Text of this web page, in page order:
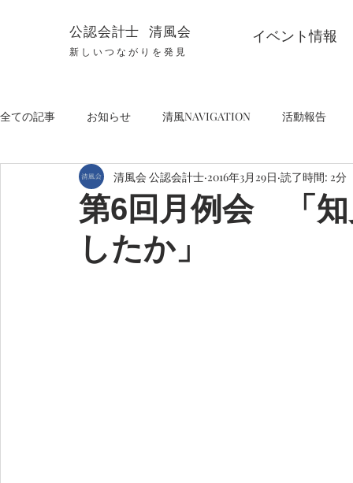
公認会計士 清風会 イベント情報
新しいつながりを発見
全ての記事 お知らせ 清風NAVIGATION 活動報告
第6回月例会 「知
したか」
清風会 公認会計士 2016年3月29日 読了時間: 2分